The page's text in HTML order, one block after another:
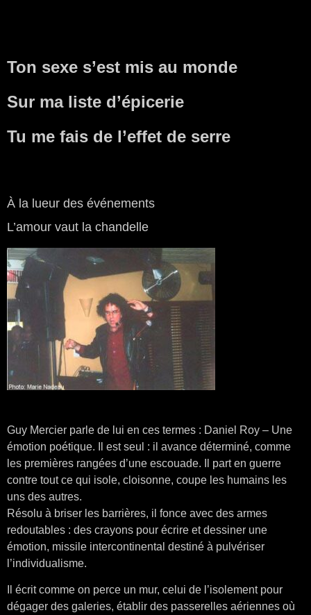
Ton sexe s’est mis au monde
Sur ma liste d’épicerie
Tu me fais de l’effet de serre
À la lueur des événements
L’amour vaut la chandelle
Guy Mercier parle de lui en ces termes : Daniel Roy – Une
émotion poétique. Il est seul : il avance déterminé, comme
les premières rangées d’une escouade. Il part en guerre
contre tout ce qui isole, cloisonne, coupe les humains les
uns des autres.
Résolu à briser les barrières, il fonce avec des armes
redoutables : des crayons pour écrire et dessiner une
émotion, missile intercontinental destiné à pulvériser
l’individualisme.
Il écrit comme on perce un mur, celui de l’isolement pour
dégager des galeries, établir des passerelles aériennes où